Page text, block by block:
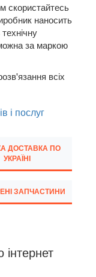
скористайтесь
наносить
за маркою
всіх
і послуг
ДОСТАВКА ПО
УКРАЇНІ
ЗАПЧАСТИНИ